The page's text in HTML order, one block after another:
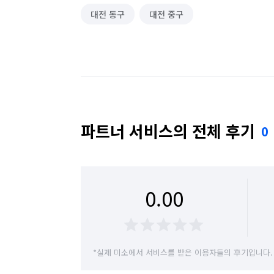
대전 동구 대전 중구
파트너 서비스의 전체 후기 0
0.00
*실제 미소에서 서비스를 받은 이용자들의 후기입니다.